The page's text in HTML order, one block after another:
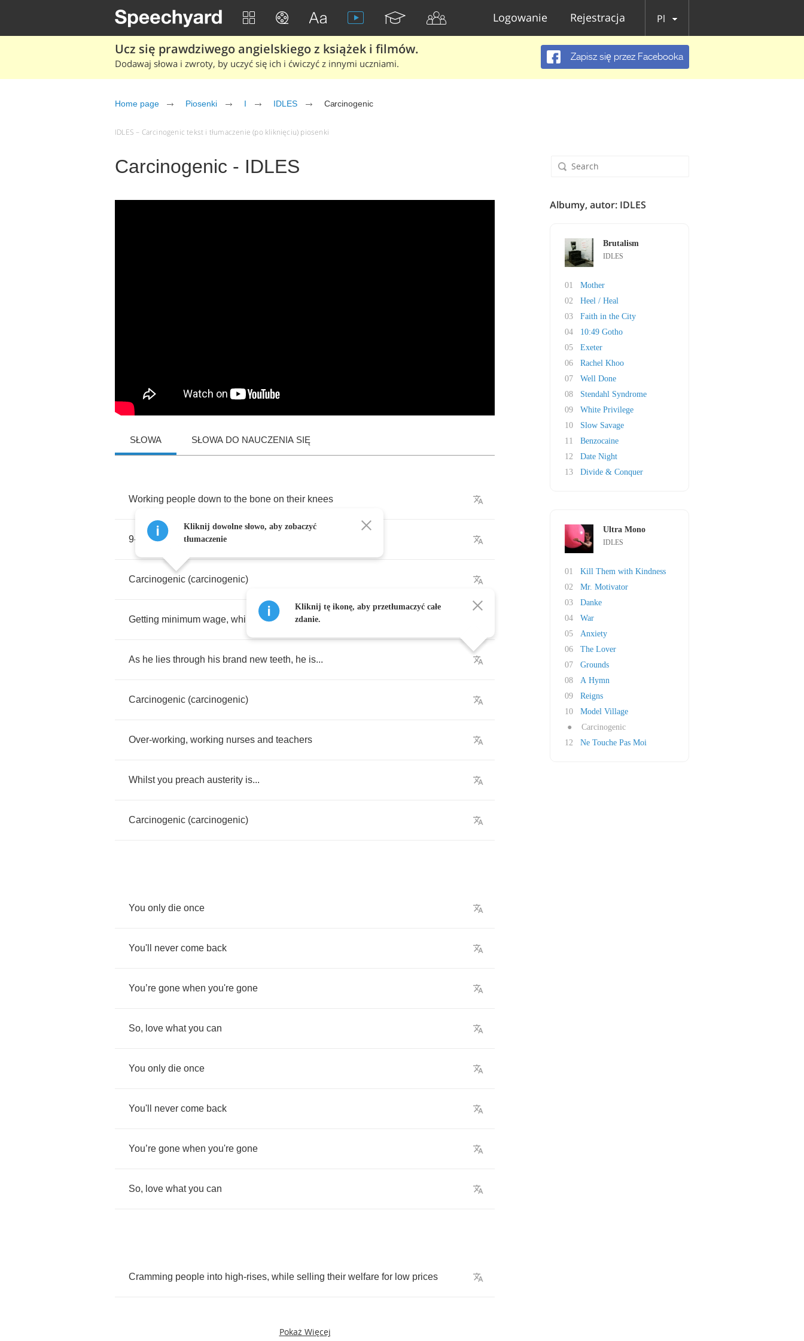
Logowanie Rejestracja Pl
Ucz się prawdziwego angielskiego z książek i filmów.
Dodawaj słowa i zwroty, by uczyć się ich i ćwiczyć z innymi uczniami.
Zapisz się przez Facebooka
Home page Piosenki I IDLES Carcinogenic
IDLES – Carcinogenic tekst i tłumaczenie (po kliknięciu) piosenki
Carcinogenic - IDLES
SŁOWA SŁOWA DO NAUCZENIA SIĘ
Working people down to the bone on their knees
9- -5every day of the week
Carcinogenic (carcinogenic)
Getting minimum wage, while your boss takes
As he lies through his brand new teeth, he is...
Carcinogenic (carcinogenic)
Over-working, working nurses and teachers
Whilst you preach austerity is...
Carcinogenic (carcinogenic)
You only die once
You'll never come back
You’re gone when you're gone
So, love what you can
You only die once
You'll never come back
You’re gone when you're gone
So, love what you can
Cramming people into high-rises, while selling their welfare for low prices
Pokaż Więcej
Kliknij dowolne słowo, aby zobaczyć
tłumaczenie
Kliknij tę ikonę, aby przetłumaczyć całe
zdanie.
Albumy, autor: IDLES
Brutalism
IDLES
01
Mother
02
Heel / Heal
03
Faith in the City
04
10:49 Gotho
05
Exeter
06
Rachel Khoo
07
Well Done
08
Stendahl Syndrome
09
White Privilege
10
Slow Savage
11
Benzocaine
12
Date Night
13
Divide & Conquer
Ultra Mono
IDLES
01
Kill Them with Kindness
02
Mr. Motivator
03
Danke
04
War
05
Anxiety
06
The Lover
07
Grounds
08
A Hymn
09
Reigns
10
Model Village
●
Carcinogenic
12
Ne Touche Pas Moi